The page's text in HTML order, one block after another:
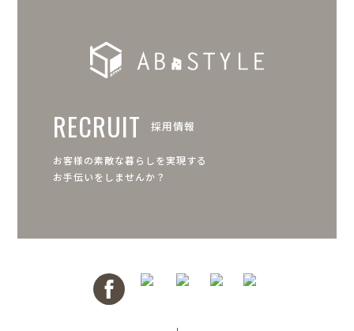
RECRUIT 採用情報
お客様の素敵な暮らしを実現する
お手伝いをしませんか？